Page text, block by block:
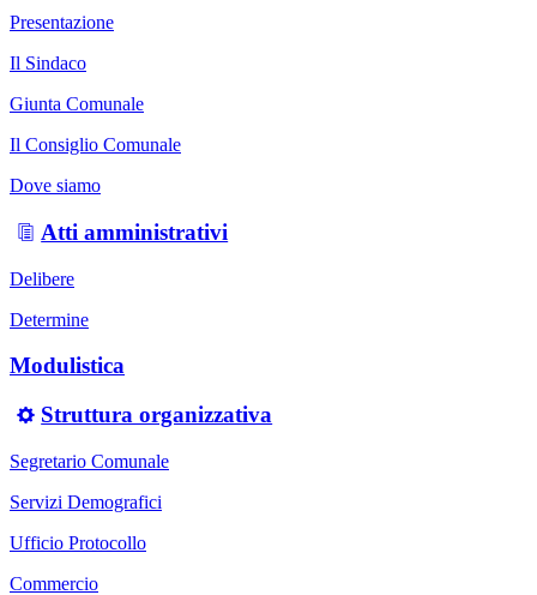
Presentazione
Il Sindaco
Giunta Comunale
Il Consiglio Comunale
Dove siamo
Atti amministrativi
Delibere
Determine
Modulistica
Struttura organizzativa
Segretario Comunale
Servizi Demografici
Ufficio Protocollo
Commercio